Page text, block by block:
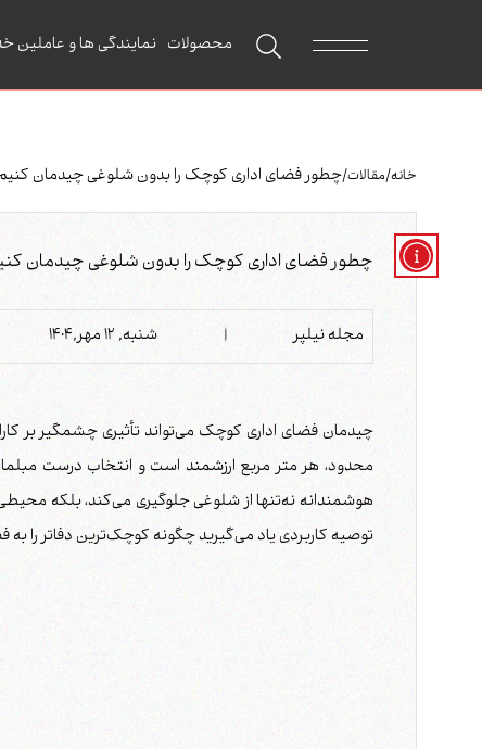
محصولات نمایندگی ها و عاملین
خانه/مقالات/چطور فضای اداری کوچک را بدون شلوغی چیدمان کنیم؟ ( 6 توصیه
چطور فضای اداری کوچک را بدون شلوغی چیدمان کنیم؟ ( 6 توصیه
مجله نیلپر | شنبه, 12 مهر,1404
چیدمان فضای اداری کوچک می‌تواند تأثیری چشمگیر بر
محدود، هر متر مربع ارزشمند است و انتخاب درست
توصیه کاربردی یاد می‌گیرید چگونه کوچک‌ترین دفاتر را به